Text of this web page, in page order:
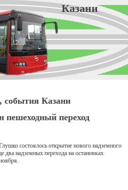
Казани
события Казани
пешеходный переход
состоялось открытие нового надземного
два надземных перехода на остановках